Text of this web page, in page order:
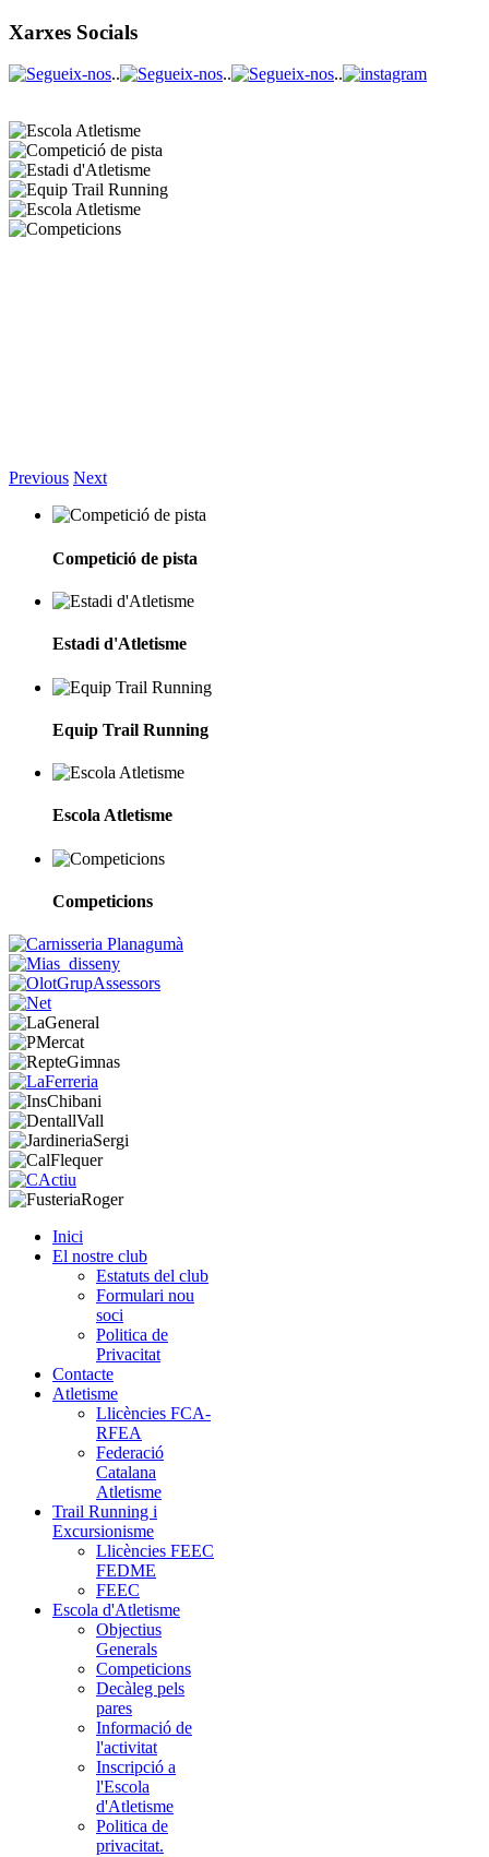
Xarxes Socials
.. .. ..
Previous Next
Competició de pista
Estadi d'Atletisme
Equip Trail Running
Escola Atletisme
Competicions
Inici
El nostre club
Estatuts del club
Formulari nou
soci
Politica de
Privacitat
Contacte
Atletisme
Llicències FCA-
RFEA
Federació
Catalana
Atletisme
Trail Running i
Excursionisme
Llicències FEEC
FEDME
FEEC
Escola d'Atletisme
Objectius
Generals
Competicions
Decàleg pels
pares
Informació de
l'activitat
Inscripció a
l'Escola
d'Atletisme
Politica de
privacitat.